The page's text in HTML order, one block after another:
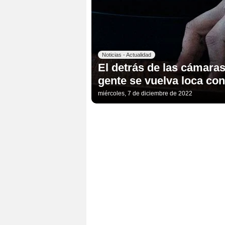
Noticias - Actualidad
El detrás de las
gente se vuelva loca
miércoles, 7 de diciembre de 2022